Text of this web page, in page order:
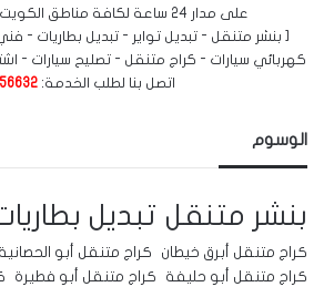
على مدار 24 ساعة لكافة مناطق الكويت بأسعار منافسة:
[ بنشر متنقل - تبديل تواير - تبديل بطاريات -
كهربائي سيارات - كراج متنقل - تصليح سيارات -
اتصل بنا لطلب الخدمة:
الوسوم
بنشر متنقل تبديل
كراج متنقل أبرق خيطان
كراج متنقل أبو الحصانية
كراج متنقل أبو حليفة
كراج متنقل أبو فطيرة